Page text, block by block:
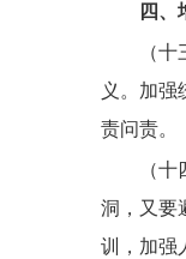
四、
（
义。加强
责问责。
（
洞，又要
训，加强